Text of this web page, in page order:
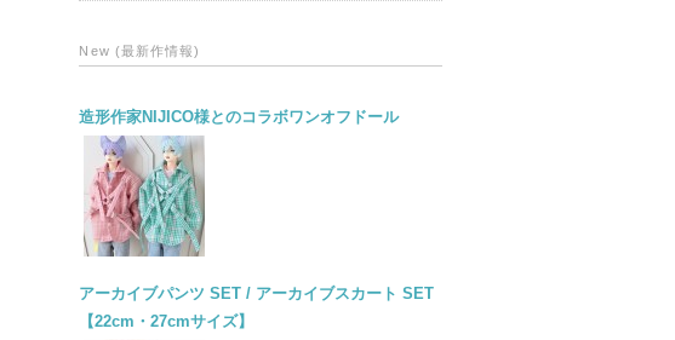
New (最新作情報)
造形作家NIJICO様とのコラボワンオフドール
アーカイブパンツ SET / アーカイブスカート SET
【22cm・27cmサイズ】